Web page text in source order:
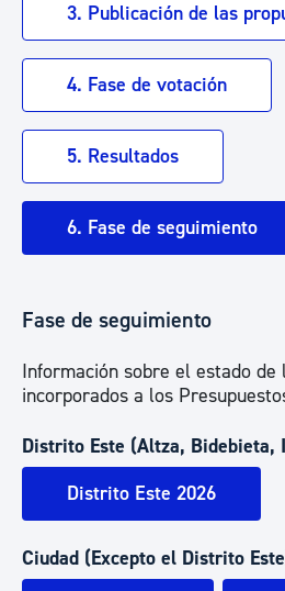
3. Publicación de las
4. Fase de votación
5. Resultados
6. Fase de seguimiento
Fase de seguimiento
Información sobre el estado de
incorporados a los
Distrito Este (Altza, Bidebieta,
Distrito Este 2026
Ciudad (Excepto el Distrito